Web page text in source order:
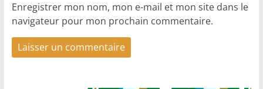
Enregistrer mon nom, mon e-mail et mon site dans le
navigateur pour mon prochain commentaire.